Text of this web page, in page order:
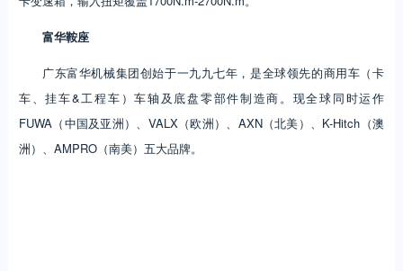
富华鞍座
广东富华机械集团创始于一九九七年，是全球领先的商用车（卡
车、挂车&工程车）车轴及底盘零部件制造商。现全球同时运作
FUWA（中国及亚洲）、VALX（欧洲）、AXN（北美）、K-Hitch（澳
洲）、AMPRO（南美）五大品牌。